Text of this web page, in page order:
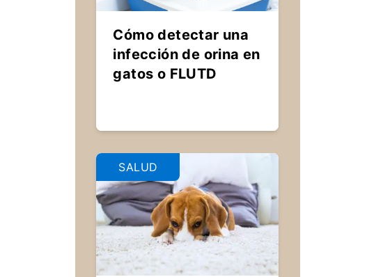
Cómo detectar una
infección de orina en
gatos o FLUTD
SALUD